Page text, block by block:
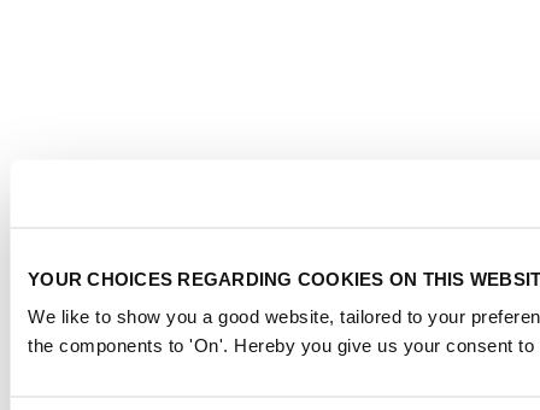
YOUR CHOICES REGARDING COOKIES ON THIS
We like to show you a good website, tailored to your
the components to 'On'. Hereby you give us your consent